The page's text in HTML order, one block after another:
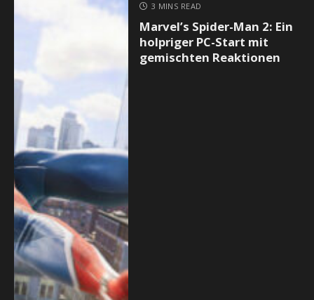
3 MINS READ
Marvel’s Spider-Man 2: Ein
holpriger PC-Start mit
gemischten Reaktionen